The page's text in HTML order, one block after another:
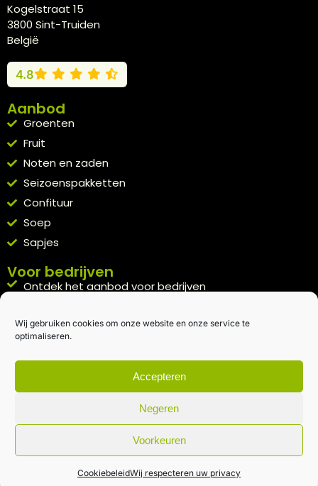
Wij gebruiken cookies om onze website en onze service te
optimaliseren.
Accepteren
Negeren
Voorkeuren
CookiebeleidWij respecteren uw privacy
Kogelstraat 15
3800 Sint-Truiden
België
4.8
Aanbod
Groenten
Fruit
Noten en zaden
Seizoenspakketten
Confituur
Soep
Sapjes
Voor bedrijven
Ontdek het aanbod voor bedrijven
Kennismakingspakket aanvragen
Blijft op de hoogte
Rechtstreeks van het veld naar je inbox.
Inschrijven nieuwsbrief
Algemene voorwaarden|Privacybeleid| gemaakt met door
creativitijd